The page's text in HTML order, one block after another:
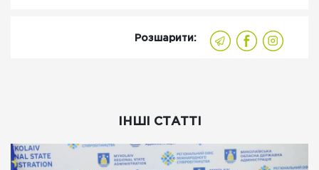
Розшарити:
ІНШІ СТАТТІ